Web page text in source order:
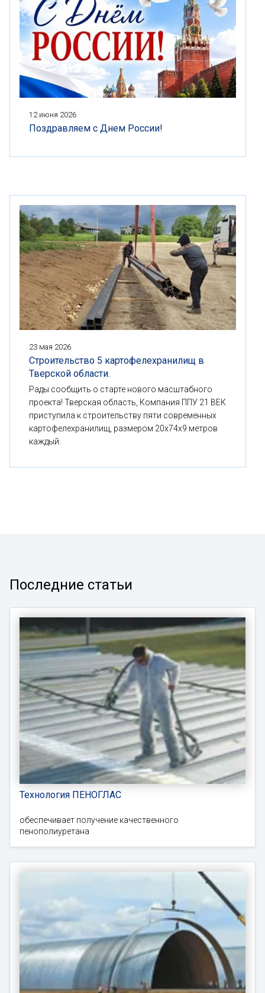
12 июня 2026
Поздравляем с Днем России!
23 мая 2026
Строительство 5 картофелехранилищ в
Тверской области.
Рады сообщить о старте нового масштабного
проекта! Тверская область, Компания ППУ 21 ВЕК
приступила к строительству пяти современных
картофелехранилищ, размером 20x74x9 метров
каждый.
Последние статьи
Технология ПЕНОГЛАС
обеспечивает получение качественного
пенополиуретана